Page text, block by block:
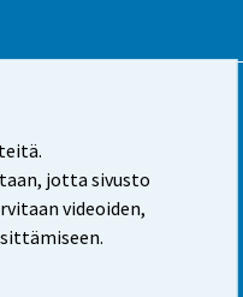
jotta sivusto
videoiden,